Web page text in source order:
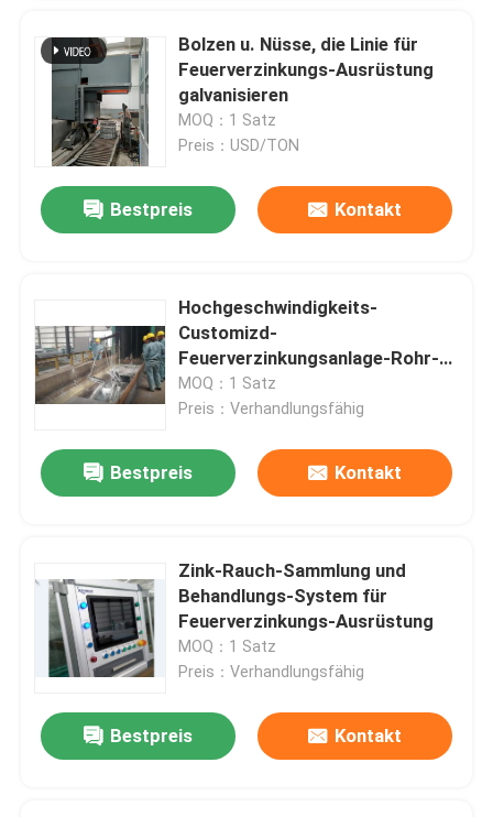
Bolzen u. Nüsse, die Linie für
Feuerverzinkungs-Ausrüstung
galvanisieren
MOQ：1 Satz
Preis：USD/TON
Bestpreis Kontakt
Hochgeschwindigkeits-
Customizd-
Feuerverzinkungsanlage-Rohr-
Fertigungsstraße
MOQ：1 Satz
Preis：Verhandlungsfähig
Bestpreis Kontakt
Zink-Rauch-Sammlung und
Behandlungs-System für
Feuerverzinkungs-Ausrüstung
MOQ：1 Satz
Preis：Verhandlungsfähig
Bestpreis Kontakt